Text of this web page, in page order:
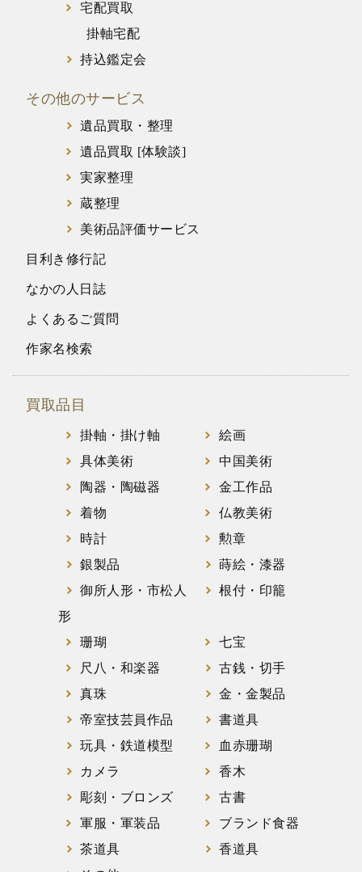
宅配買取
掛軸宅配
持込鑑定会
その他のサービス
遺品買取・整理
遺品買取 [体験談]
実家整理
蔵整理
美術品評価サービス
目利き修行記
なかの人日誌
よくあるご質問
作家名検索
買取品目
掛軸・掛け軸
絵画
具体美術
中国美術
陶器・陶磁器
金工作品
着物
仏教美術
時計
勲章
銀製品
蒔絵・漆器
御所人形・市松人
形
根付・印籠
珊瑚
七宝
尺八・和楽器
古銭・切手
真珠
金・金製品
帝室技芸員作品
書道具
玩具・鉄道模型
血赤珊瑚
カメラ
香木
彫刻・ブロンズ
古書
軍服・軍装品
ブランド食器
茶道具
香道具